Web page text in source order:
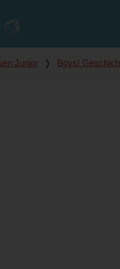
Junior ❭ Boys!